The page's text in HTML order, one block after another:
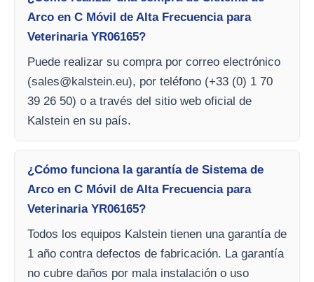
Arco en C Móvil de Alta Frecuencia para
Veterinaria YR06165?
Puede realizar su compra por correo electrónico
(sales@kalstein.eu), por teléfono (+33 (0) 1 70
39 26 50) o a través del sitio web oficial de
Kalstein en su país.
¿Cómo funciona la garantía de Sistema de
Arco en C Móvil de Alta Frecuencia para
Veterinaria YR06165?
Todos los equipos Kalstein tienen una garantía de
1 año contra defectos de fabricación. La garantía
no cubre daños por mala instalación o uso